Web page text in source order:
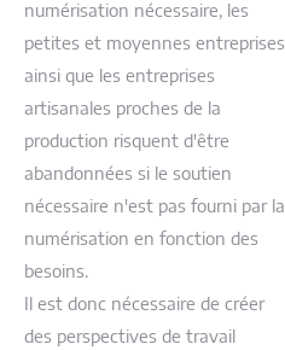
numérisation nécessaire, les
petites et moyennes entreprises
ainsi que les entreprises
artisanales proches de la
production risquent d'être
abandonnées si le soutien
nécessaire n'est pas fourni par la
numérisation en fonction des
besoins.
Il est donc nécessaire de créer
des perspectives de travail